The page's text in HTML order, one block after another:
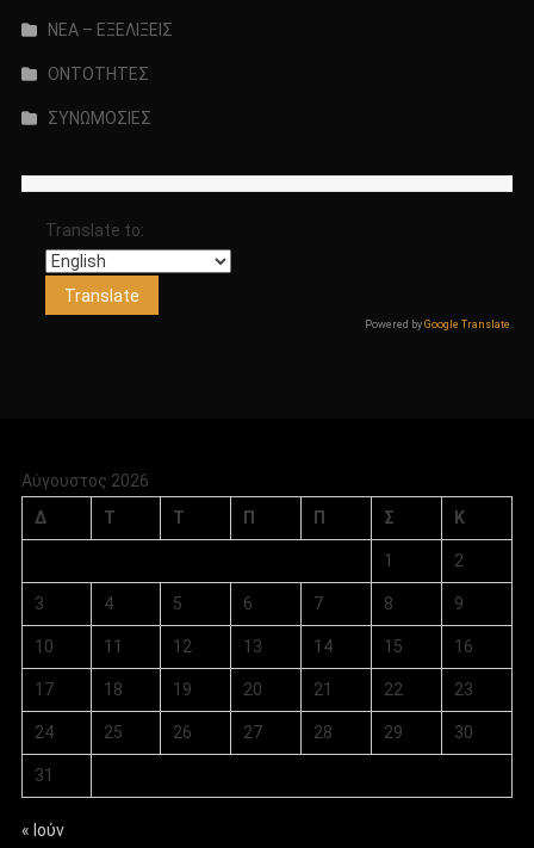
ΝΕΑ – ΕΞΕΛΙΞΕΙΣ
ΟΝΤΟΤΗΤΕΣ
ΣΥΝΩΜΟΣΙΕΣ
Translate to:
Powered byGoogle Translate .
Αύγουστος 2026
Δ
Τ Τ Π Π Σ Κ
1 2
3 4 5 6 7 8 9
10 11 12 13 14 15 16
17 18 19 20 21 22 23
24 25 26 27 28 29 30
31
« Ιούν